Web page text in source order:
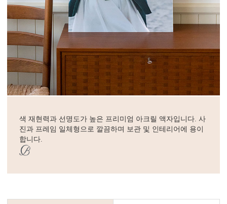
색 재현력과 선명도가 높은 프리미엄 아크릴 액자입니다. 사
진과 프레임 일체형으로 깔끔하며 보관 및 인테리어에 용이
합니다.